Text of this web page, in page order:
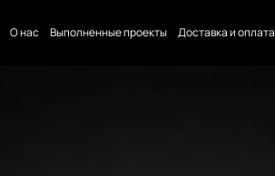
О нас Выполненные проекты Доставка и оплата